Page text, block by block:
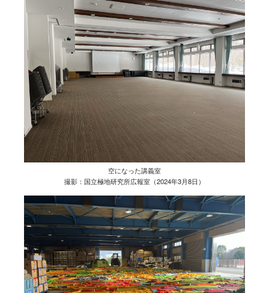
空になった講義室
撮影：国立極地研究所広報室（2024年3月8日）